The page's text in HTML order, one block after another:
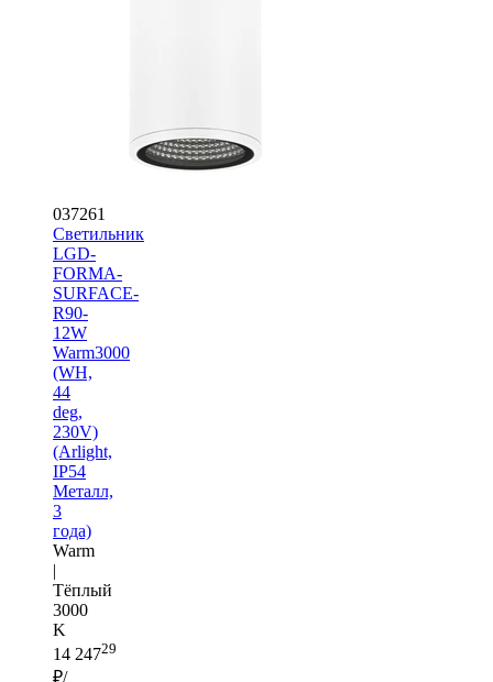
037261
Светильник
LGD-
FORMA-
SURFACE-
R90-
12W
Warm3000
(WH,
44
deg,
230V)
(Arlight,
IP54
Металл,
3
года)
Warm
|
Тёплый
3000
K
14 24729
₽/